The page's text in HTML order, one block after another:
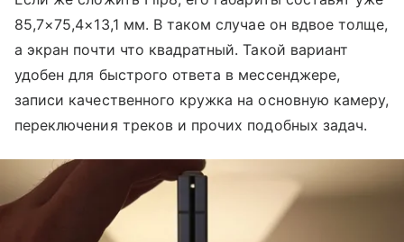
85,7×75,4×13,1 мм. В таком случае он вдвое толще,
а экран почти что квадратный. Такой вариант
удобен для быстрого ответа в мессенджере,
записи качественного кружка на основную камеру,
переключения треков и прочих подобных задач.